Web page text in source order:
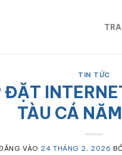
TIN TỨC
TÀU CÁ
VÀO 24 THÁNG 2, 2026